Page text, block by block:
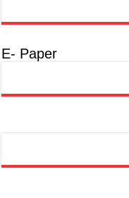
E- Paper